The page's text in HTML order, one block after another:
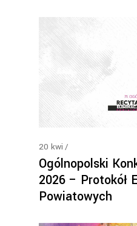
20 kwi
Ogólnopolski
2026 – Protokół
Powiatowych